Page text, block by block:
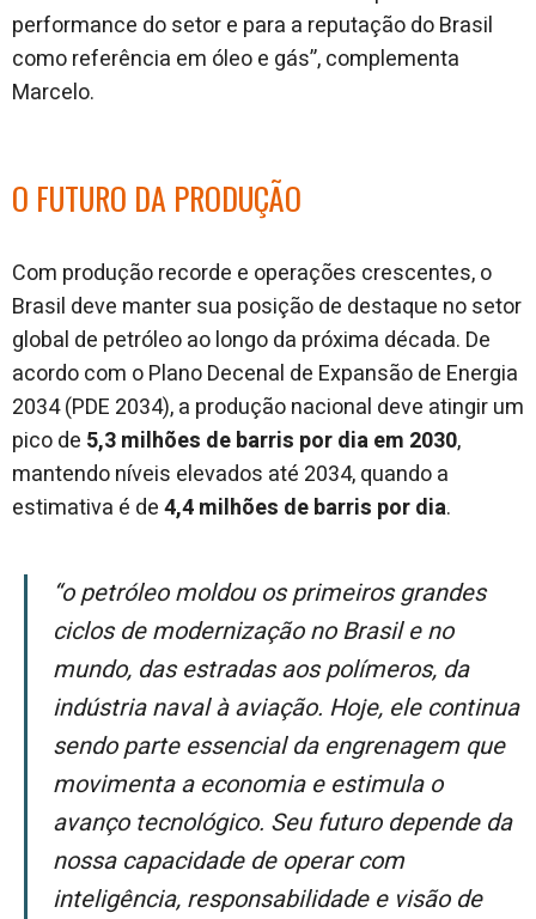
performance do setor e para a reputação do Brasil
como referência em óleo e gás”, complementa
Marcelo.
O FUTURO DA PRODUÇÃO
Com produção recorde e operações crescentes, o
Brasil deve manter sua posição de destaque no setor
global de petróleo ao longo da próxima década. De
acordo com o Plano Decenal de Expansão de Energia
2034 (PDE 2034), a produção nacional deve atingir um
pico de 5,3 milhões de barris por dia em 2030,
mantendo níveis elevados até 2034, quando a
estimativa é de4,4 milhões de barris por dia.
“O petróleo moldou os primeiros grandes
ciclos de modernização no Brasil e no
mundo, das estradas aos polímeros, da
indústria naval à aviação. Hoje, ele continua
sendo parte essencial da engrenagem que
movimenta a economia e estimula o
avanço tecnológico. Seu futuro depende da
nossa capacidade de operar com
inteligência, responsabilidade e visão de